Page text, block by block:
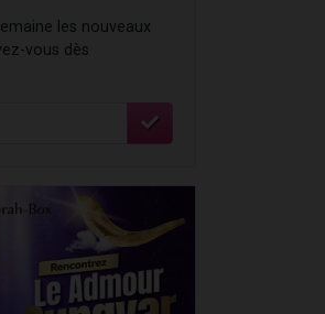
les nouveaux
vous dès